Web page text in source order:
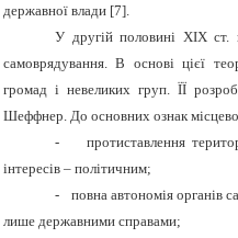
державної влади [7].
У другій половині ХІХ ст.
самоврядування. В основі цієї
громад і невеликих груп. ЇЇ
Шеффнер. До основних ознак
-
протиставлення
інтересів – політичним;
-
повна автономія органів
лише державними справами;